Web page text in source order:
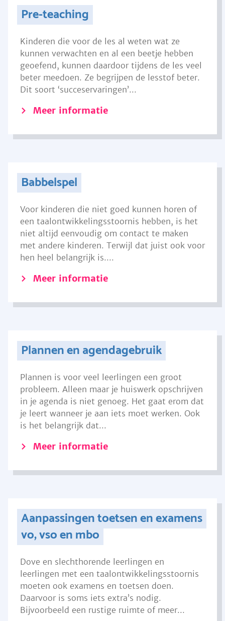
Pre-teaching
Kinderen die voor de les al weten wat ze
kunnen verwachten en al een beetje hebben
geoefend, kunnen daardoor tijdens de les veel
beter meedoen. Ze begrijpen de lesstof beter.
Dit soort ‘succeservaringen’...
Meer informatie
Babbelspel
Voor kinderen die niet goed kunnen horen of
een taalontwikkelingsstoornis hebben, is het
niet altijd eenvoudig om contact te maken
met andere kinderen. Terwijl dat juist ook voor
hen heel belangrijk is....
Meer informatie
Plannen en agendagebruik
Plannen is voor veel leerlingen een groot
probleem. Alleen maar je huiswerk opschrijven
in je agenda is niet genoeg. Het gaat erom dat
je leert wanneer je aan iets moet werken. Ook
is het belangrijk dat...
Meer informatie
Aanpassingen toetsen en examens
vo, vso en mbo
Dove en slechthorende leerlingen en
leerlingen met een taalontwikkelingsstoornis
moeten ook examens en toetsen doen.
Daarvoor is soms iets extra’s nodig.
Bijvoorbeeld een rustige ruimte of meer...